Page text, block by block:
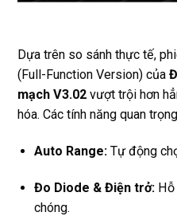
Dựa trên so sánh thực tế,
(Full-Function Version) của
mạch V3.02 vượt trội hơn
hóa. Các tính năng quan
Auto Range: Tự động
Đo Diode & Điện trở: Hỗ
chóng.